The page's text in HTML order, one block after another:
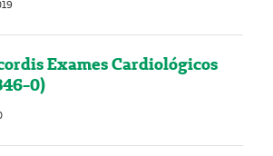
Exames Cardiológicos
0)